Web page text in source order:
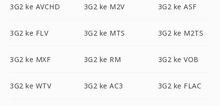
3G2 ke AVCHD 3G2 ke M2V 3G2 ke ASF
3G2 ke FLV 3G2 ke MTS 3G2 ke M2TS
3G2 ke MXF 3G2 ke RM 3G2 ke VOB
3G2 ke WTV 3G2 ke AC3 3G2 ke FLAC